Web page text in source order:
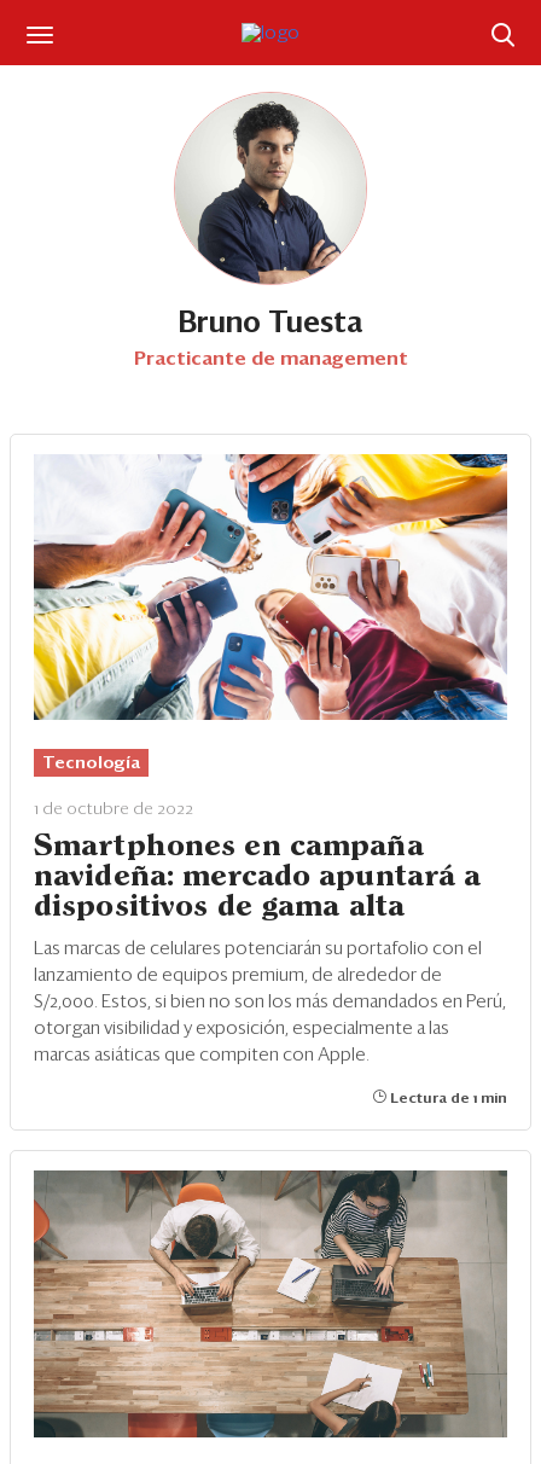
¿Qué está pasando?
Sectores y Empresas
Economía y Finanzas
Legal y Política
Eventos
Blogs
Ranking CEO
Edición Impresa
Bruno Tuesta
Practicante de management
Tecnología
1 de octubre de 2022
Smartphones en campaña
navideña: mercado apuntará a
dispositivos de gama alta
Las marcas de celulares potenciarán su portafolio con el
lanzamiento de equipos premium, de alrededor de
S/2,000. Estos, si bien no son los más demandados en Perú,
otorgan visibilidad y exposición, especialmente a las
marcas asiáticas que compiten con Apple.
Lectura de 1 min